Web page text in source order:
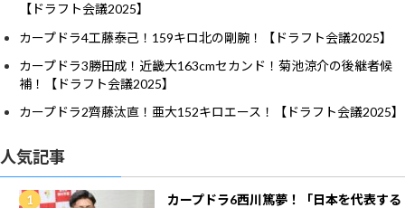
【ドラフト会議2025】
カープドラ4工藤泰己！159キロ北の剛腕！【ドラフト会議2025】
カープドラ3勝田成！近畿大163cmセカンド！菊池涼介の後継者候
補！【ドラフト会議2025】
カープドラ2齊藤汰直！亜大152キロエース！【ドラフト会議2025】
人気記事
カープドラ6西川篤夢！「日本を代表する